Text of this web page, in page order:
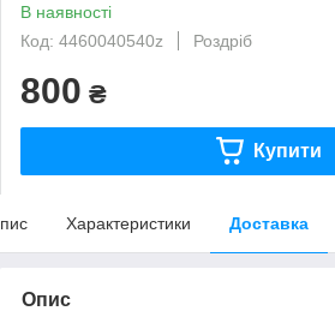
В наявності
Код: 4460040540z
Роздріб
800 ₴
Купити
Характеристики Доставка
Опис